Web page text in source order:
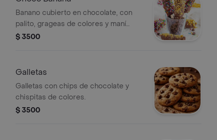
Banano cubierto en chocolate, con
palito, grageas de colores y maní
triturado.
$ 3500
Galletas
Galletas con chips de chocolate y
chispitas de colores.
$ 3500